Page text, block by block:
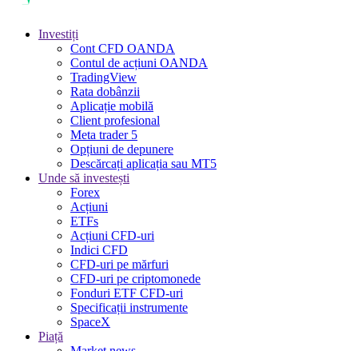
Investiți
Cont CFD OANDA
Contul de acțiuni OANDA
TradingView
Rata dobânzii
Aplicație mobilă
Client profesional
Meta trader 5
Opțiuni de depunere
Descărcați aplicația sau MT5
Unde să investești
Forex
Acțiuni
ETFs
Acțiuni CFD-uri
Indici CFD
CFD-uri pe mărfuri
CFD-uri pe criptomonede
Fonduri ETF CFD-uri
Specificații instrumente
SpaceX
Piață